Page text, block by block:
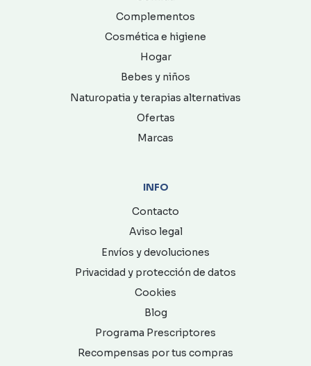
Complementos
Cosmética e higiene
Hogar
Bebes y niños
Naturopatia y terapias alternativas
Ofertas
Marcas
INFO
Contacto
Aviso legal
Envíos y devoluciones
Privacidad y protección de datos
Cookies
Blog
Programa Prescriptores
Recompensas por tus compras